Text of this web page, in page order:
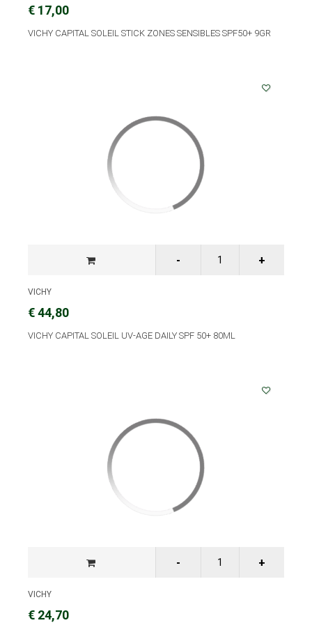
€ 17,00
VICHY CAPITAL SOLEIL STICK ZONES SENSIBLES SPF50+ 9GR
VICHY
€ 44,80
VICHY CAPITAL SOLEIL UV-AGE DAILY SPF 50+ 80ML
VICHY
€ 24,70